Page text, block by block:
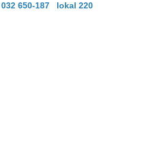
032 650-187 lokal 220